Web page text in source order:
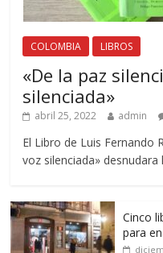
COLOMBIA LIBROS
«De la paz
silenciada»
abril 25, 2022 admin
El Libro de Luis Fernando
voz silenciada»
Cinco
para